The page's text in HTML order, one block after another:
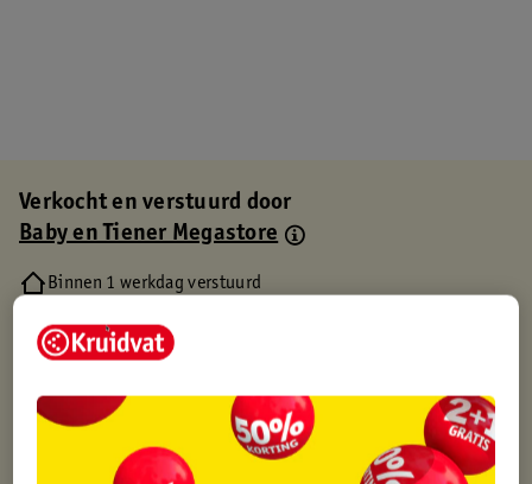
Verkocht en verstuurd door
Baby en Tiener Megastore
Binnen 1 werkdag verstuurd
Gratis retourneren via verkooppartner.